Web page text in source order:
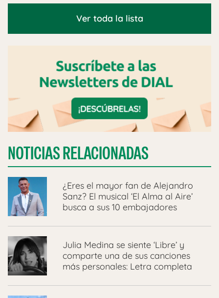
Ver toda la lista
NOTICIAS RELACIONADAS
¿Eres el mayor fan de Alejandro
Sanz? El musical ‘El Alma al Aire’
busca a sus 10 embajadores
Julia Medina se siente ‘Libre’ y
comparte una de sus canciones
más personales: Letra completa